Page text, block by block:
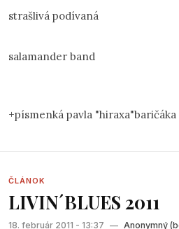
strašlivá podívaná
salamander band
+písmenká pavla "hiraxa"baričáka
ČLÁNOK
LIVIN´BLUES 2011
18. február 2011 - 13:37 — Anonymný